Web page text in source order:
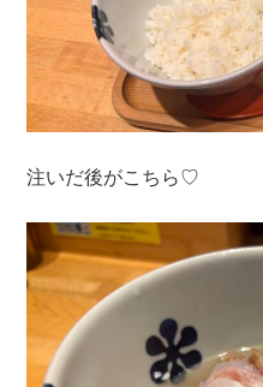
注いだ後がこちら♡